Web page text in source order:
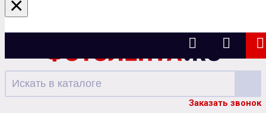
Казань
Заказать звонок
×